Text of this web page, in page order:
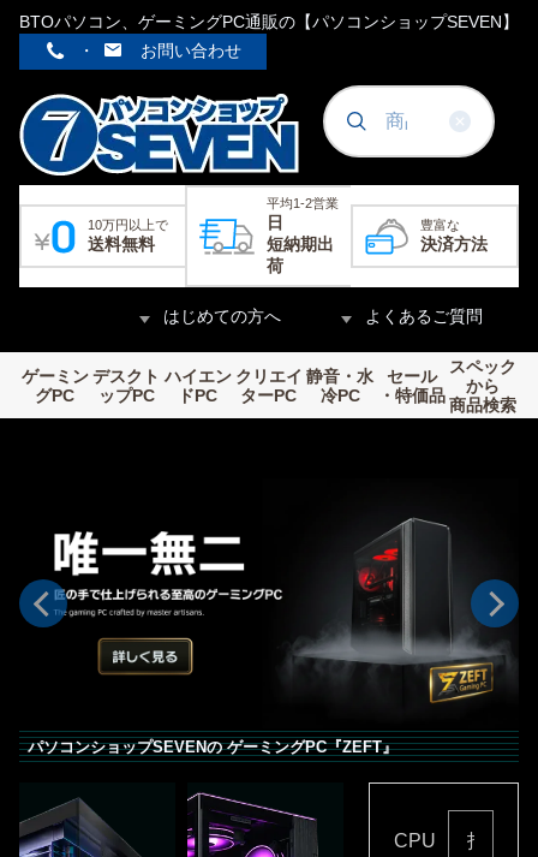
BTOパソコン、ゲーミングPC通販の【パソコンショップSEVEN】
・
お問い合わせ
10万円以上で
送料無料
平均1-2営業
日
短納期出
荷
豊富な
決済方法
はじめての方へ よくあるご質問
ゲーミン
グPC
デスクト
ップPC
ハイエン
ドPC
クリエイ
ターPC
静音・水
冷PC
セール
・特価品
スペック
から
商品検索
パソコンショップSEVENの ゲーミングPC『ZEFT』
CPU